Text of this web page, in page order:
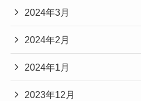
2024年3月
2024年2月
2024年1月
2023年12月